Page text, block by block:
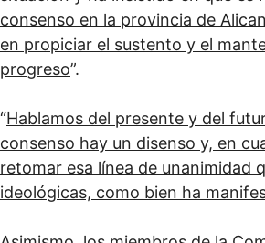
consenso en la provincia de
en propiciar el sustento y el
progreso”.
“Hablamos del presente y del
consenso hay un disenso y, en
retomar esa línea de unanimidad
ideológicas, como bien ha